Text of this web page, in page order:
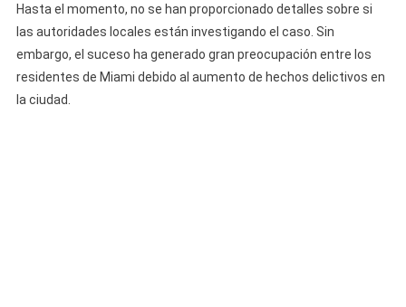
Hasta el momento, no se han proporcionado detalles sobre si
las autoridades locales están investigando el caso. Sin
embargo, el suceso ha generado gran preocupación entre los
residentes de Miami debido al aumento de hechos delictivos en
la ciudad.